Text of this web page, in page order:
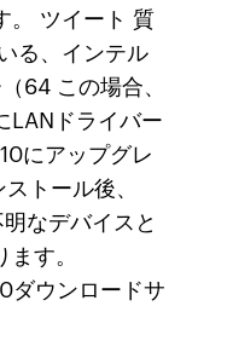
。 ツイート 質
る、インテル
64 この場合、
LANドライバー
にアップグレ
トール後、
なデバイスと
す。
ウンロードサ